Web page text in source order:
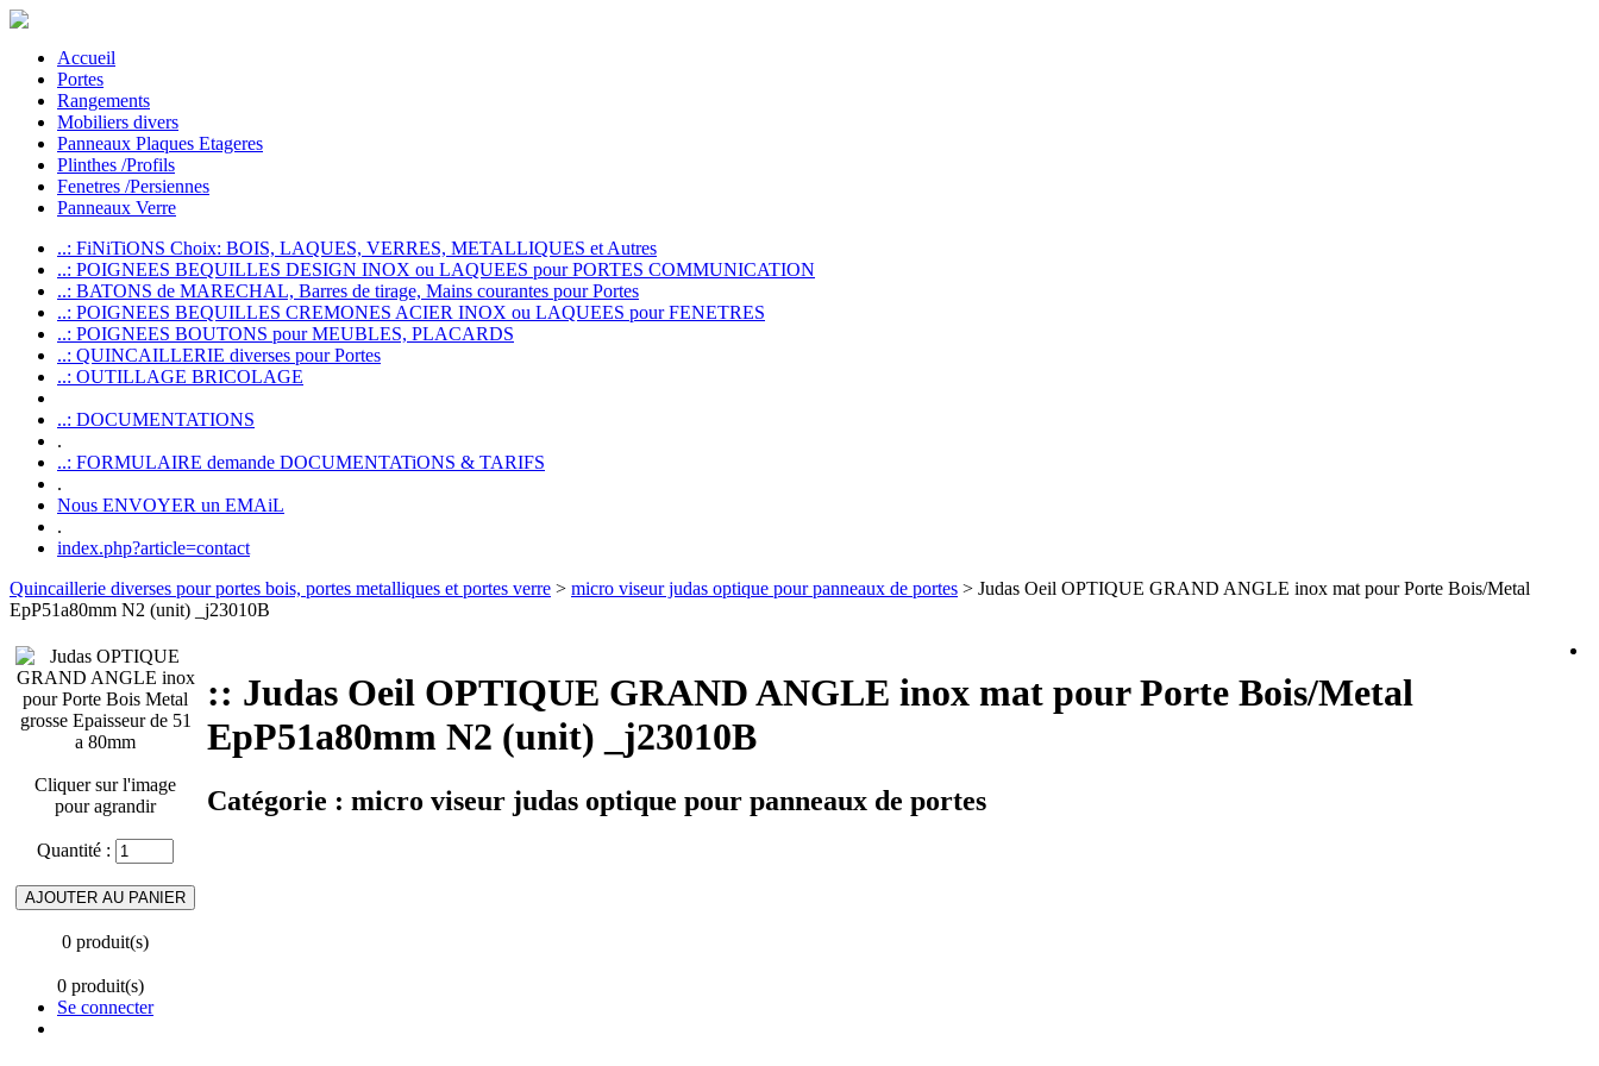
Accueil
Portes
Rangements
Mobiliers divers
Panneaux Plaques Etageres
Plinthes /Profils
Fenetres /Persiennes
Panneaux Verre
..: FiNiTiONS Choix: BOIS, LAQUES, VERRES, METALLIQUES et Autres
..: POIGNEES BEQUILLES DESIGN INOX ou LAQUEES pour PORTES COMMUNICATION
..: BATONS de MARECHAL, Barres de tirage, Mains courantes pour Portes
..: POIGNEES BEQUILLES CREMONES ACIER INOX ou LAQUEES pour FENETRES
..: POIGNEES BOUTONS pour MEUBLES, PLACARDS
..: QUINCAILLERIE diverses pour Portes
..: OUTILLAGE BRICOLAGE
..: DOCUMENTATIONS
.
..: FORMULAIRE demande DOCUMENTATiONS & TARIFS
.
Nous ENVOYER un EMAiL
.
index.php?article=contact
Quincaillerie diverses pour portes bois, portes metalliques et portes verre > micro viseur judas optique pour panneaux de portes > Judas Oeil OPTIQUE GRAND ANGLE inox mat pour Porte Bois/Metal
EpP51a80mm N2 (unit) _j23010B
Cliquer sur l'image
pour agrandir
Quantité :
0 produit(s)
:: Judas Oeil OPTIQUE GRAND ANGLE inox mat pour Porte Bois/Metal
EpP51a80mm N2 (unit) _j23010B
Catégorie : micro viseur judas optique pour panneaux de portes
0 produit(s)
Se connecter